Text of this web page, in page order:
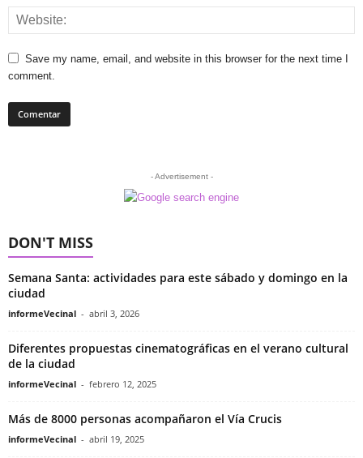
Save my name, email, and website in this browser for the next time I
comment.
- Advertisement -
DON'T MISS
Semana Santa: actividades para este sábado y domingo en la
ciudad
informeVecinal - abril 3, 2026
Diferentes propuestas cinematográficas en el verano cultural
de la ciudad
informeVecinal - febrero 12, 2025
Más de 8000 personas acompañaron el Vía Crucis
informeVecinal - abril 19, 2025